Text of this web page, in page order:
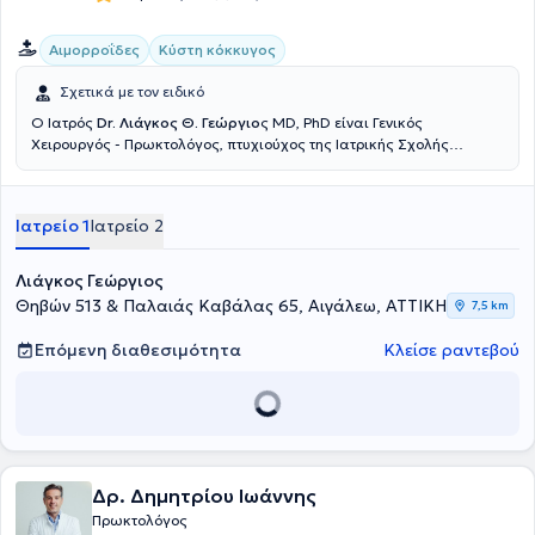
Αιμορροΐδες Κύστη κόκκυγος
Σχετικά με τον ειδικό
Ο Ιατρός Dr. Λιάγκος Θ. Γεώργιος ΜD, PhD είναι Γενικός
Χειρουργός - Πρωκτολόγος, πτυχιούχος της Ιατρικής Σχολής
Σχολής του Εθνικού και Καποδιστριακού Πανεπιστημίου Αθηνών.
του ομίλου Lumedica και Επιστημονικός Συνεργάτης Χειρουργός -
Πρωκτολόγος του Metropolitan Hospital στο Νέο Φάληρο και στο
Therapis στην Αθήνα και διατηρεί ιδιωτικό ιατρείο στο Αιγάλεω και
στη Λαμία.Είναι πιστοποιημένο μέλος του Αμερικάνικου Κολεγίου
των Χειρουργών (ATLS - ACS Committee on Trauma) και ενεργό
Εταιρείας Ενδοσκοπικής Χειρουργικής & Άλλων Επεμβατικών
Ελληνικής Φλεβολογικής Εταιρείας.Έχει εξειδικευτεί στη
Χειρουργική Παθήσεων Πρωκτού και στην Χειρουργική Παθήσεων
μετεκπαιδευτεί στην Προηγμένη Λαπαροσκοπική Χειρουργική και
στην Ελάχιστα Επεμβατική Χειρουργική Κηλών του κοιλιακού
τοιχώματος. Επίσης, έχει πιστοποιηθεί στην χρήση των σύγχρονων
οπτικών ινών Laser, ραδιοσυχνοτήτων (RF) και υπερήχων (HAL) στην
Ιατρείο 1Ιατρείο 2
Λιάγκος Γεώργιος
Θηβών 513 & Παλαιάς Καβάλας 65, Αιγάλεω, ΑΤΤΙΚΗ
7,5 km
Επόμενη διαθεσιμότητα Κλείσε ραντεβού
Δρ. Δημητρίου Ιωάννης
Πρωκτολόγος